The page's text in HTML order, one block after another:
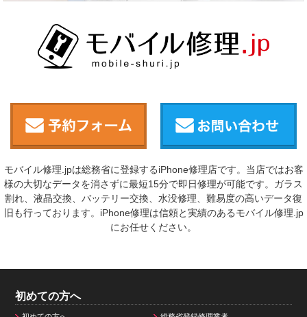
モバイル修理.jpは総務省に登録するiPhone修理店です。当店ではお客
様の大切なデータを消さずに最短15分で即日修理が可能です。ガラス
割れ、液晶交換、バッテリー交換、水没修理、難易度の高いデータ復
旧も行っております。iPhone修理は信頼と実績のあるモバイル修理.jp
にお任せください。
初めての方へ